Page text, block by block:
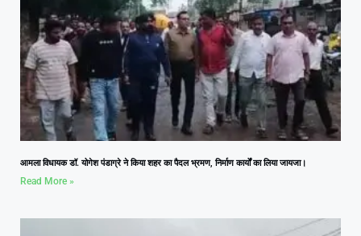
आमला विधायक डॉ. योगेश पंडाग्रे ने किया शहर का पैदल भ्रमण, निर्माण कार्यों का लिया जायजा।
Read More »